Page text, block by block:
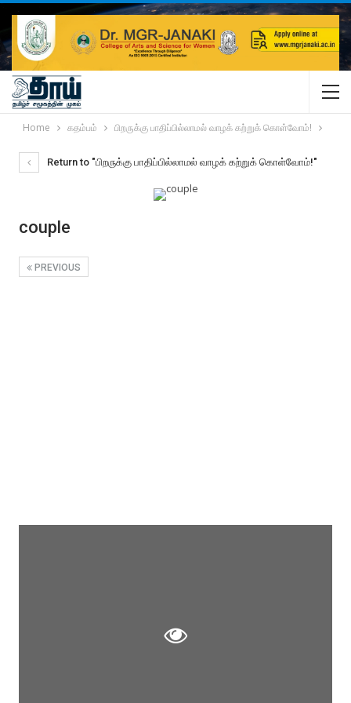
Home கதம்பம் பிறருக்கு பாதிப்பில்லாமல் வாழக் கற்றுக் கொள்வோம்!
Return to "பிறருக்கு பாதிப்பில்லாமல் வாழக் கற்றுக் கொள்வோம்!"
couple
PREVIOUS